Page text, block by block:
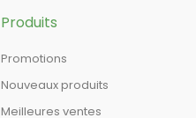
Produits
Promotions
Nouveaux produits
Meilleures ventes